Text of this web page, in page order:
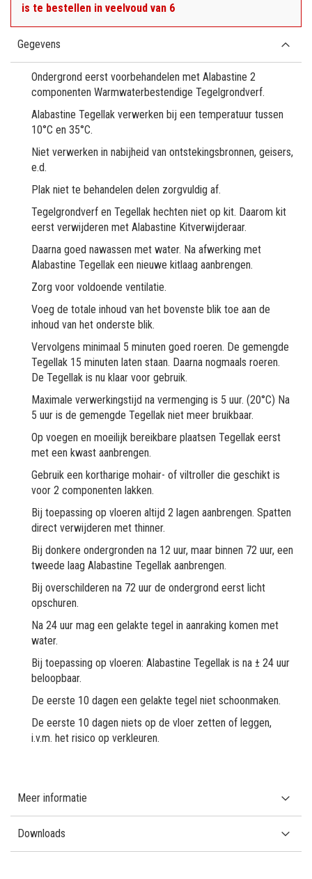
is te bestellen in veelvoud van 6
Gegevens
Ondergrond eerst voorbehandelen met Alabastine 2
componenten Warmwaterbestendige Tegelgrondverf.
Alabastine Tegellak verwerken bij een temperatuur tussen
10°C en 35°C.
Niet verwerken in nabijheid van ontstekingsbronnen, geisers,
e.d.
Plak niet te behandelen delen zorgvuldig af.
Tegelgrondverf en Tegellak hechten niet op kit. Daarom kit
eerst verwijderen met Alabastine Kitverwijderaar.
Daarna goed nawassen met water. Na afwerking met
Alabastine Tegellak een nieuwe kitlaag aanbrengen.
Zorg voor voldoende ventilatie.
Voeg de totale inhoud van het bovenste blik toe aan de
inhoud van het onderste blik.
Vervolgens minimaal 5 minuten goed roeren. De gemengde
Tegellak 15 minuten laten staan. Daarna nogmaals roeren.
De Tegellak is nu klaar voor gebruik.
Maximale verwerkingstijd na vermenging is 5 uur. (20°C) Na
5 uur is de gemengde Tegellak niet meer bruikbaar.
Op voegen en moeilijk bereikbare plaatsen Tegellak eerst
met een kwast aanbrengen.
Gebruik een kortharige mohair- of viltroller die geschikt is
voor 2 componenten lakken.
Bij toepassing op vloeren altijd 2 lagen aanbrengen. Spatten
direct verwijderen met thinner.
Bij donkere ondergronden na 12 uur, maar binnen 72 uur, een
tweede laag Alabastine Tegellak aanbrengen.
Bij overschilderen na 72 uur de ondergrond eerst licht
opschuren.
Na 24 uur mag een gelakte tegel in aanraking komen met
water.
Bij toepassing op vloeren: Alabastine Tegellak is na ± 24 uur
beloopbaar.
De eerste 10 dagen een gelakte tegel niet schoonmaken.
De eerste 10 dagen niets op de vloer zetten of leggen,
i.v.m. het risico op verkleuren.
Meer informatie
Downloads